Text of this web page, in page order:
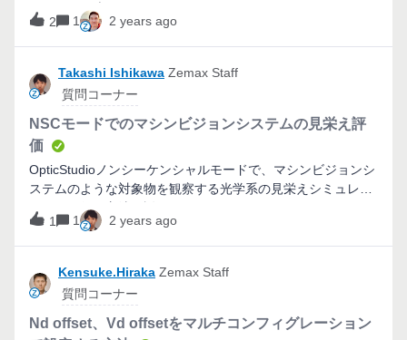
どのような違いがありますか？
2
1 2 years ago
Takashi Ishikawa Zemax Staff
質問コーナー
NSCモードでのマシンビジョンシステムの見栄え評
価
OpticStudioノンシーケンシャルモードで、マシンビジョンシ
ステムのような対象物を観察する光学系の見栄えシミュレー
ションを行う方法を説明します。
1
1 2 years ago
Kensuke.Hiraka Zemax Staff
質問コーナー
Nd offset、Vd offsetをマルチコンフィグレーション